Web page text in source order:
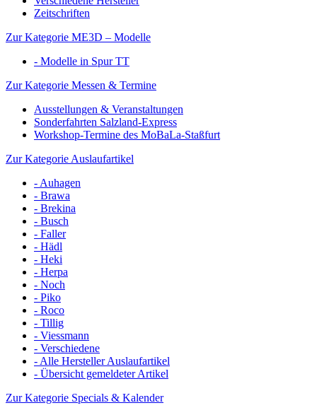
Zeitschriften
Zur Kategorie ME3D – Modelle
- Modelle in Spur TT
Zur Kategorie Messen & Termine
Ausstellungen & Veranstaltungen
Sonderfahrten Salzland-Express
Workshop-Termine des MoBaLa-Staßfurt
Zur Kategorie Auslaufartikel
- Auhagen
- Brawa
- Brekina
- Busch
- Faller
- Hädl
- Heki
- Herpa
- Noch
- Piko
- Roco
- Tillig
- Viessmann
- Verschiedene
- Alle Hersteller Auslaufartikel
- Übersicht gemeldeter Artikel
Zur Kategorie Specials & Kalender